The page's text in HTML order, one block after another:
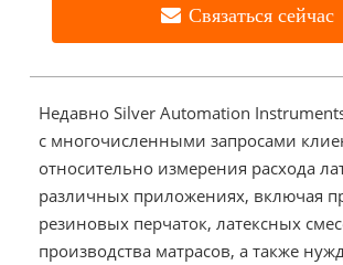
Связаться сейчас
Недавно Silver Automation
с многочисленными запросами
относительно измерения расхода
различных приложениях, включая
резиновых перчаток, латексных
производства матрасов, а также